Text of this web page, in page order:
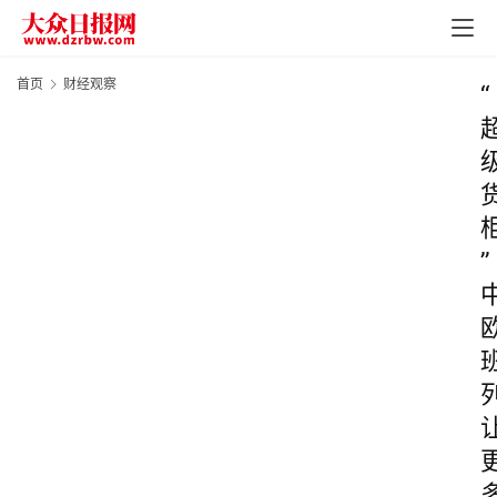
首页 财经观察
“
”